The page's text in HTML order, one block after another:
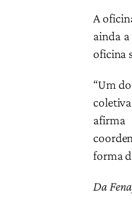
A
ainda
oficina
“Um
afirma
forma
Da